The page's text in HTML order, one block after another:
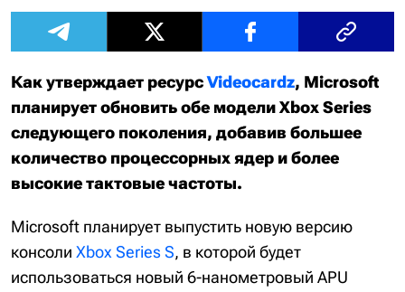
Как утверждает ресурсVideocardz, Microsoft
планирует обновить обе модели Xbox Series
следующего поколения, добавив большее
количество процессорных ядер и более
высокие тактовые частоты.
Microsoft планирует выпустить новую версию
консоли Xbox Series S, в которой будет
использоваться новый 6-нанометровый APU